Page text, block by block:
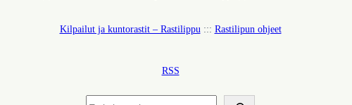
Kilpailut ja kuntorastit – Rastilippu ::: Rastilipun ohjeet
RSS